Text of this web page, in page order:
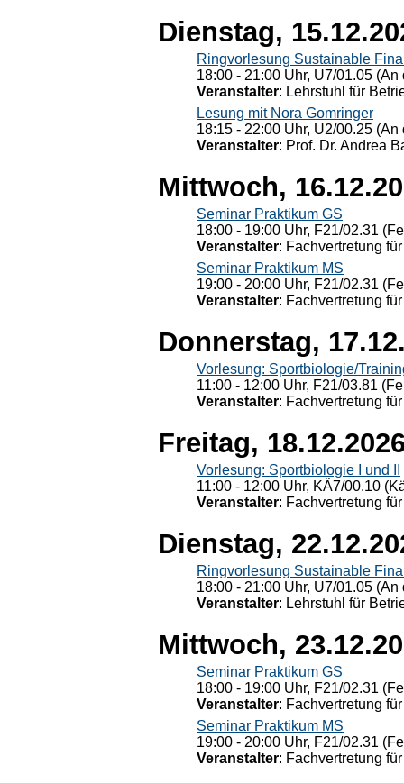
Dienstag,
Ringvorlesung Sustainable
18:00 - 21:00 Uhr, U7/01.05
Veranstalter: Lehrstuhl für
Lesung mit Nora Gomringer
18:15 - 22:00 Uhr, U2/00.25
Veranstalter: Prof. Dr. Andrea
Mittwoch,
Seminar Praktikum GS
18:00 - 19:00 Uhr, F21/02.31
Veranstalter: Fachvertretung
Seminar Praktikum MS
19:00 - 20:00 Uhr, F21/02.31
Veranstalter: Fachvertretung
Donnerstag,
Vorlesung: Sportbiologie/
11:00 - 12:00 Uhr, F21/03.81
Veranstalter: Fachvertretung
Freitag,
Vorlesung: Sportbiologie I und II
11:00 - 12:00 Uhr, KÄ7/00.10
Veranstalter: Fachvertretung
Dienstag,
Ringvorlesung Sustainable
18:00 - 21:00 Uhr, U7/01.05
Veranstalter: Lehrstuhl für
Mittwoch,
Seminar Praktikum GS
18:00 - 19:00 Uhr, F21/02.31
Veranstalter: Fachvertretung
Seminar Praktikum MS
19:00 - 20:00 Uhr, F21/02.31
Veranstalter: Fachvertretung